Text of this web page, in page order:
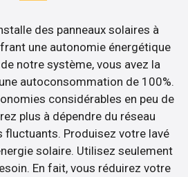
des panneaux solaires à
une autonomie énergétique
notre système, vous avez la
autoconsommation de 100%.
considérables en peu de
plus à dépendre du réseau
fluctuants. Produisez votre lavé
solaire. Utilisez seulement
En fait, vous réduirez votre